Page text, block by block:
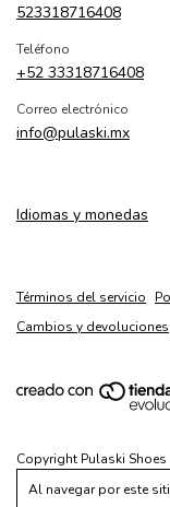
Al navegar por este
523318716408
Teléfono
+52 33318716408
Correo electrónico
info@pulaski.mx
Idiomas y monedas
Términos del servicio
Cambios y devoluciones
Copyright Pulaski